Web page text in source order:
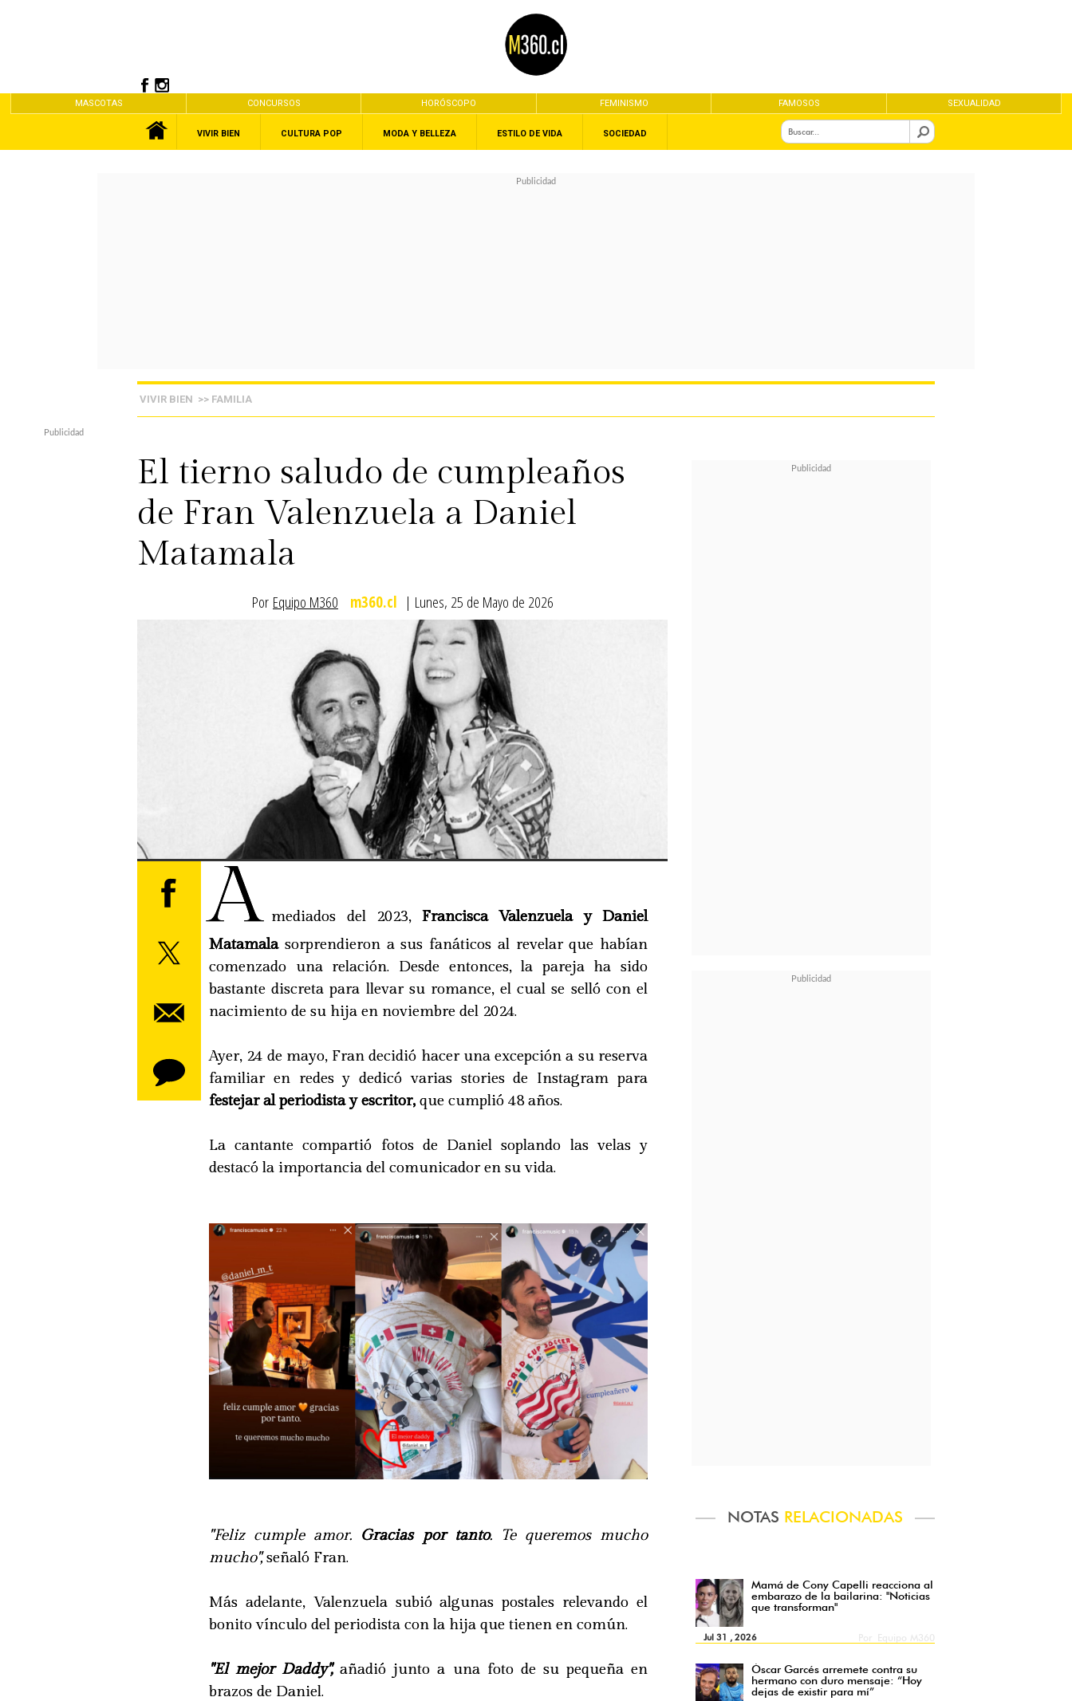
MASCOTAS CONCURSOS HORÓSCOPO FEMINISMO FAMOSOS SEXUALIDAD
VIVIR BIEN CULTURA POP MODA Y BELLEZA ESTILO DE VIDA SOCIEDAD
VIVIR BIEN >> FAMILIA
El tierno saludo de cumpleaños
de Fran Valenzuela a Daniel
Matamala
Por Equipo M360 m360.cl | Lunes, 25 de Mayo de 2026
NOTAS RELACIONADAS
Mamá de Cony Capelli reacciona al
embarazo de la bailarina: "Noticias
que transforman"
Jul 31 , 2026
Óscar Garcés arremete contra su
hermano con duro mensaje: “Hoy
dejas de existir para mí”
Amediados del 2023,Francisca Valenzuela y Daniel
Matamalasorprendieron a sus fanáticos al revelar que habían
comenzado una relación. Desde entonces, la pareja ha sido
bastante discreta para llevar su romance, el cual se selló con el
nacimiento de su hija en noviembre del 2024.
Ayer, 24 de mayo, Fran decidió hacer una excepción a su reserva
familiar en redes y dedicó varias stories de Instagram para
festejar al periodista y escritor, que cumplió 48 años.
La cantante compartió fotos de Daniel soplando las velas y
destacó la importancia del comunicador en su vida.
"Feliz cumple amor. Gracias por tanto. Te queremos mucho
mucho",señaló Fran.
Más adelante, Valenzuela subió algunas postales relevando el
bonito vínculo del periodista con la hija que tienen en común.
"El mejor Daddy",añadió junto a una foto de su pequeña en
brazos de Daniel.